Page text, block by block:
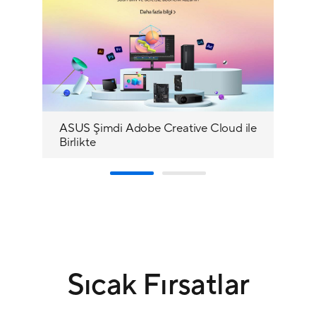
ASUS Şimdi Adobe Creative Cloud ile
Birlikte
Sıcak Fırsatlar